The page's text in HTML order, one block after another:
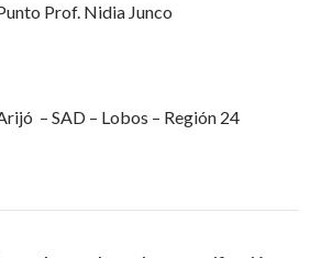
Prof. Nidia Junco
– SAD – Lobos – Región 24